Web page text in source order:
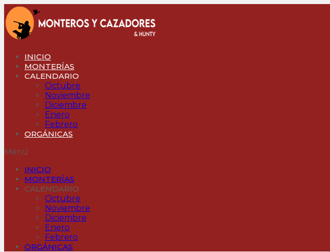
al
contenido
INICIO
MONTERÍAS
CALENDARIO
Octubre
Noviembre
Diciembre
Enero
Febrero
ORGÁNICAS
Menú
INICIO
MONTERÍAS
CALENDARIO
Octubre
Noviembre
Diciembre
Enero
Febrero
ORGÁNICAS